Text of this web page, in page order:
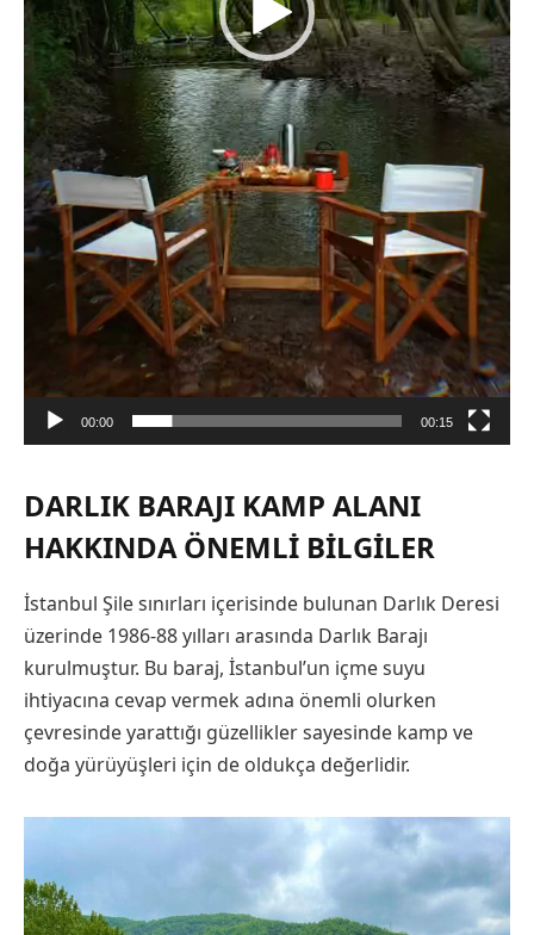
00:00 00:15
DARLIK BARAJI KAMP ALANI
HAKKINDA ÖNEMLI BILGILER
İstanbul Şile sınırları içerisinde bulunan Darlık Deresi
üzerinde 1986-88 yılları arasında Darlık Barajı
kurulmuştur. Bu baraj, İstanbul’un içme suyu
ihtiyacına cevap vermek adına önemli olurken
çevresinde yarattığı güzellikler sayesinde kamp ve
doğa yürüyüşleri için de oldukça değerlidir.